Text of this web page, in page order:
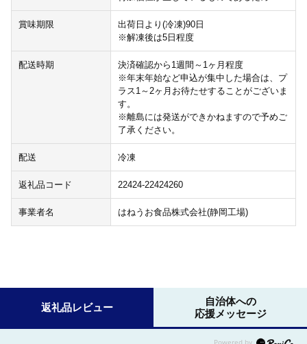
賞味期限
出荷日より(冷凍)90日
※解凍後は5日程度
配送時期
決済確認から1週間～1ヶ月程度
※年末年始など申込が集中した場合は、プ
ラス1～2ヶ月お待たせすることがございま
す。
※離島には発送ができかねますので予めご
了承ください。
配送 冷凍
返礼品コード 22424-22424260
事業者名 はねうお食品株式会社(静岡工場)
返礼品レビュー
自治体への
応援メッセージ